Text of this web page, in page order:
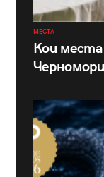
МЕСТА
Кои